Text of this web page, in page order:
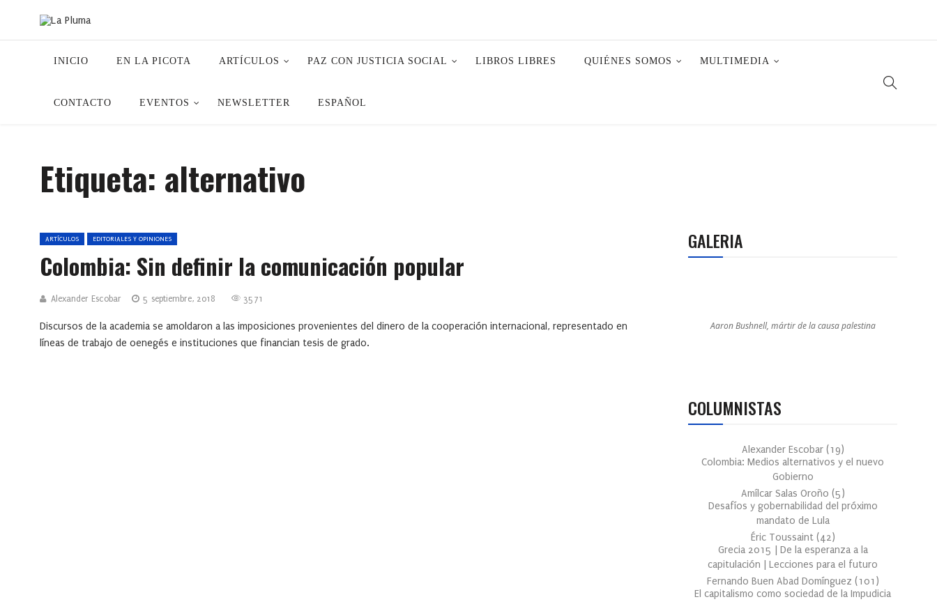
INICIO EN LA PICOTA ARTÍCULOS PAZ CON JUSTICIA SOCIAL LIBROS LIBRES QUIÉNES SOMOS MULTIMEDIA
CONTACTO EVENTOS NEWSLETTER ESPAÑOL
Etiqueta: alternativo
ARTÍCULOS EDITORIALES Y OPINIONES
Colombia: Sin definir la comunicación popular
Alexander Escobar 5 septiembre, 2018 3571
Discursos de la academia se amoldaron a las imposiciones provenientes del dinero de la cooperación internacional, representado en
líneas de trabajo de oenegés e instituciones que financian tesis de grado.
GALERIA
Aaron Bushnell, mártir de la causa palestina
COLUMNISTAS
Alexander Escobar (19)
Colombia: Medios alternativos y el nuevo
Gobierno
Amílcar Salas Oroño (5)
Desafíos y gobernabilidad del próximo
mandato de Lula
Éric Toussaint (42)
Grecia 2015 | De la esperanza a la
capitulación | Lecciones para el futuro
Fernando Buen Abad Domínguez (101 )
El capitalismo como sociedad de la Impudicia